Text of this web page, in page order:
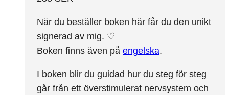
När du beställer boken här får du den unikt
signerad av mig. ♡
Boken finns även på engelska.
I boken blir du guidad hur du steg för steg
går från ett överstimulerat nervsystem och